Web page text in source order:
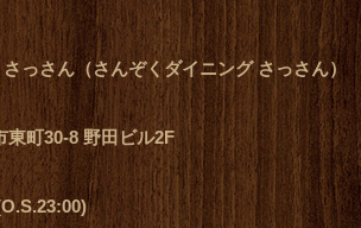
っさん（さんぞくダイニング さっさん）
東町30-8 野田ビル2F